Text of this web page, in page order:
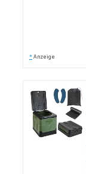
* Anzeige